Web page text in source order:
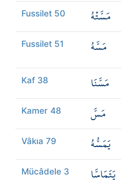
Fussilet 50 مَسَّتْهُ
Fussilet 51 مَسَّهُ
Kaf 38 مَسَّنَا
Kamer 48 مَسَّ
Vâkıa 79 يَمَسُّهُ
Mücâdele 3 يَتَمَاسَّا